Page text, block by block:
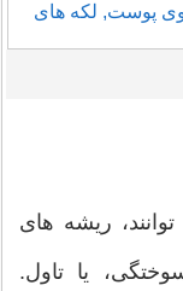
ریشه های
یا تاول.